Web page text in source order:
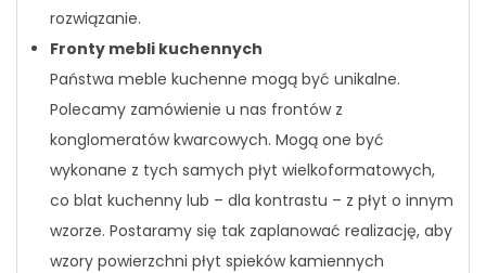
rozwiązanie.
Fronty mebli kuchennych
Państwa meble kuchenne mogą być unikalne.
Polecamy zamówienie u nas frontów z
konglomeratów kwarcowych. Mogą one być
wykonane z tych samych płyt wielkoformatowych,
co blat kuchenny lub – dla kontrastu – z płyt o innym
wzorze. Postaramy się tak zaplanować realizację, aby
wzory powierzchni płyt spieków kamiennych